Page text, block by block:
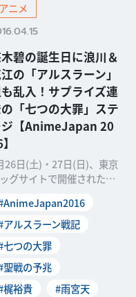
アニメ
碧の誕生日に浪川＆
の「アルスラーン」
乱入！サプライズ連
「七つの大罪」ステ
【AnimeJapan 20
26日(土)・27日(日)、東京
グサイトで開催された日
AnimeJ
アルスラーン戦記
七つの大罪
聖戦の予兆
梶裕貴
#雨宮天